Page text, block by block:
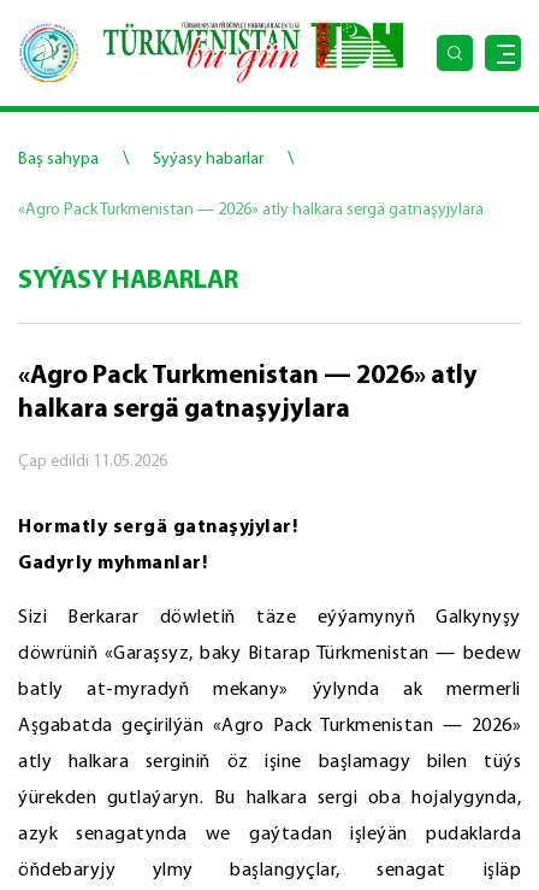
Baş sahypa \ Syýasy habarlar \
«Agro Pack Turkmenistan — 2026» atly halkara sergä gatnaşyjylara
SYÝASY HABARLAR
«Agro Pack Turkmenistan — 2026» atly
halkara sergä gatnaşyjylara
Çap edildi 11.05.2026
Hormatly sergä gatnaşyjylar!
Gadyrly myhmanlar!
Sizi Berkarar döwletiň täze eýýamynyň Galkynyşy
döwrüniň «Garaşsyz, baky Bitarap Türkmenistan — bedew
batly at-myradyň mekany» ýylynda ak mermerli
Aşgabatda geçirilýän «Agro Pack Turkmenistan — 2026»
atly halkara serginiň öz işine başlamagy bilen tüýs
ýürekden gutlaýaryn. Bu halkara sergi oba hojalygynda,
azyk senagatynda we gaýtadan işleýän pudaklarda
öňdebaryjy ylmy başlangyçlar, senagat işläp